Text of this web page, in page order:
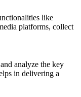
like
platforms, collect
analyze the key
in delivering a